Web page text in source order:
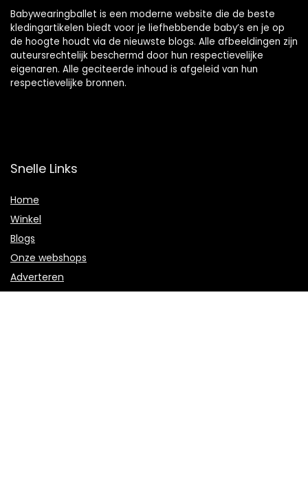
Babywearingballet is een moderne website die de beste
kledingartikelen biedt voor je liefhebbende baby’s en je op
de hoogte houdt via de nieuwste blogs. Alle afbeeldingen zijn
auteursrechtelijk beschermd door hun respectievelijke
eigenaren. Alle geciteerde inhoud is afgeleid van hun
respectievelijke bronnen.
Snelle Links
Home
Winkel
Blogs
Onze webshops
Adverteren